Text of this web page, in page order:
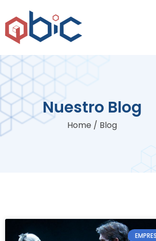
Nuestro Blog
Home / Blog